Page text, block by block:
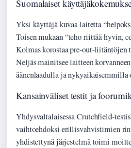
Suomalaiset
Yksi käyttäjä kuvaa laitetta
Toisen mukaan “teho riittää hyvin,
Kolmas korostaa pre-out-liitäntöjen
Neljäs mainitsee laitteen
äänenlaadulla ja
Kansainväliset testit ja
Yhdysvaltalaisessa Crutchfield-
vaihtoehdoksi erillisvahvistimien
yhdistettynä järjestelmä toimi